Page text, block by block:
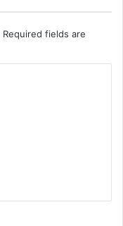
Required fields are